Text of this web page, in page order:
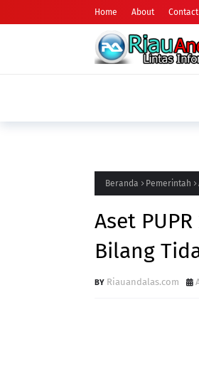
Home About Contact
Motor Curian
Beranda Pemerintah
Aset
Bilang
Riauandalas.com